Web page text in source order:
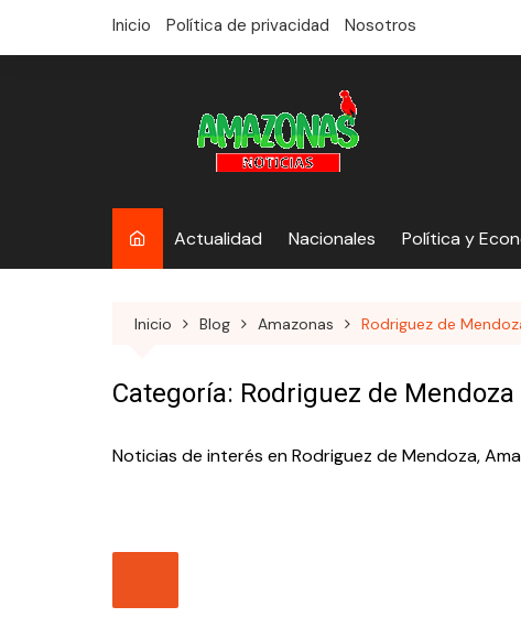
Inicio Política de privacidad Nosotros
Actualidad Nacionales Política y
Inicio Blog Amazonas Rodriguez de
Categoría: Rodriguez de Mendoza
Noticias de interés en Rodriguez de Mendoza,